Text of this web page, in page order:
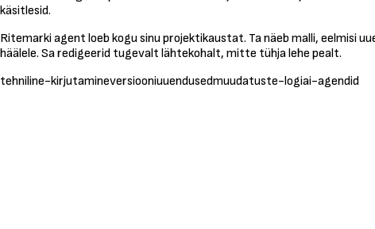
käsitlesid.
Ritemarki agent loeb kogu sinu projektikaustat. Ta näeb malli, eelmisi
häälele. Sa redigeerid tugevalt lähtekohalt, mitte tühja lehe pealt.
tehniline-kirjutamineversiooniuuendusedmuudatuste-logiai-agendid